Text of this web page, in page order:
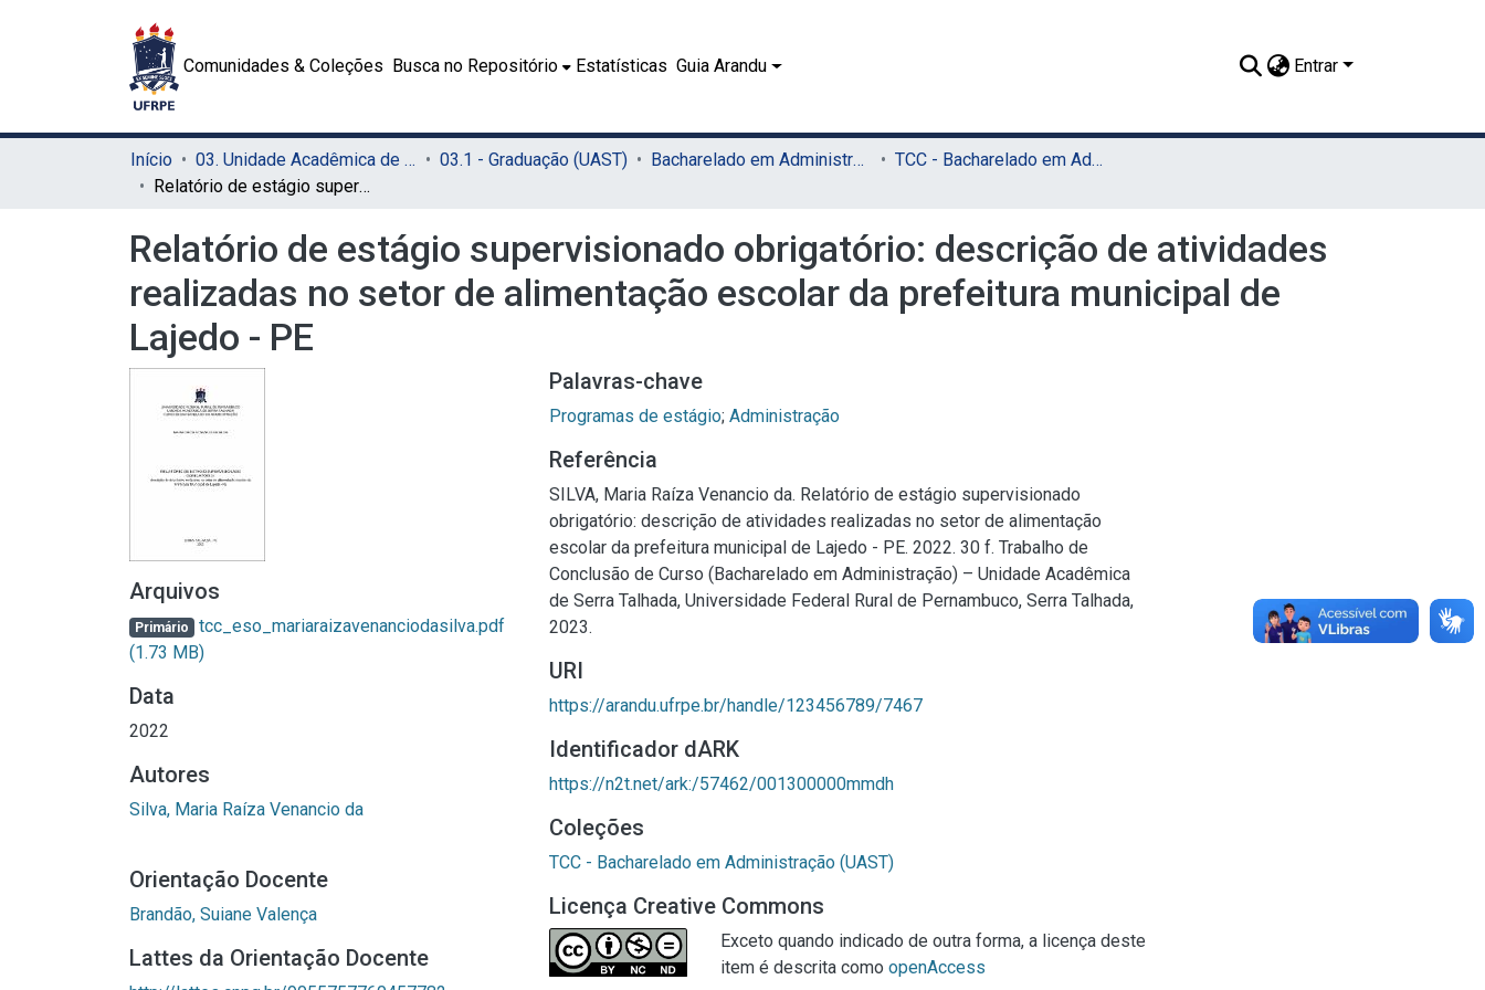
Comunidades & Coleções Busca no Repositório Estatísticas Guia Arandu Entrar
Início 03. Unidade Acadêmica de Serra Talhada (UAST) 03.1 - Graduação (UAST) Bacharelado em Administração (UAST)
TCC - Bacharelado em Administração (UAST)
Relatório de estágio supervisionado obrigatório: descrição de atividades realizadas no setor de alimentação escolar da prefeitura municipal de Lajedo - PE
Relatório de estágio supervisionado obrigatório: descrição de atividades
realizadas no setor de alimentação escolar da prefeitura municipal de
Lajedo - PE
Arquivos
Primário tcc_eso_mariaraizavenanciodasilva.pdf
(1.73 MB)
Data
2022
Autores
Silva, Maria Raíza Venancio da
Orientação Docente
Brandão, Suiane Valença
Lattes da Orientação Docente
Palavras-chave
Programas de estágio; Administração
Referência
SILVA, Maria Raíza Venancio da. Relatório de estágio supervisionado
obrigatório: descrição de atividades realizadas no setor de alimentação
escolar da prefeitura municipal de Lajedo - PE. 2022. 30 f. Trabalho de
Conclusão de Curso (Bacharelado em Administração) – Unidade Acadêmica
de Serra Talhada, Universidade Federal Rural de Pernambuco, Serra Talhada,
2023.
URI
https://arandu.ufrpe.br/handle/123456789/7467
Identificador dARK
https://n2t.net/ark:/57462/001300000mmdh
Coleções
TCC - Bacharelado em Administração (UAST)
Licença Creative Commons
Exceto quando indicado de outra forma, a licença deste
item é descrita como openAccess